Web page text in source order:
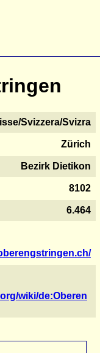
Svizzera/Svizra
Zürich
Bezirk Dietikon
8102
6.464
wiki/de:Oberen